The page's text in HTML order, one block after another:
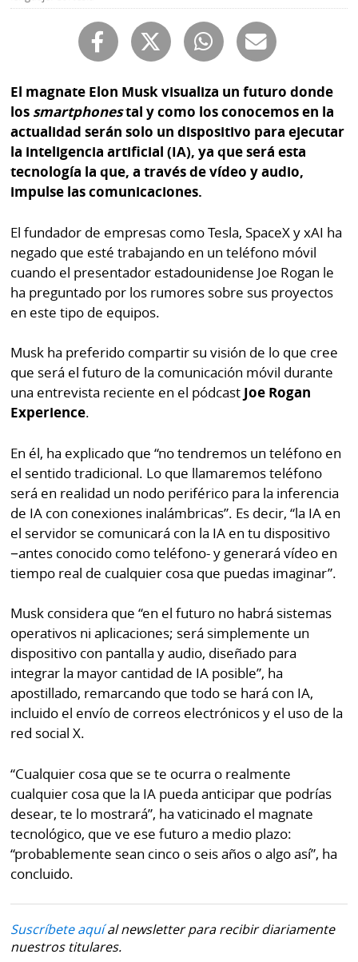
Buscador
Comunicados
Lotería
Kiosko
digital
Luctuosas
RSS
Temas
Autores
Notas
al
lector
prácticas
OTROS
SITIOS
Metro
por
Metro
Tienda
Tus
Tiquetes
Cero
KM
Corprensa
Mi
Diario
Ellas
La
Prensa
Busca
Fácil
Hoy
por
⌾
Sábado
Picante
⌾
La
Repregunta
⌾
Cual
⌾
Sabrina
Sin
Censura
El magnate Elon Musk visualiza un futuro donde
los smartphonestal y como los conocemos en la
actualidad serán solo un dispositivo para ejecutar
la inteligencia artificial (IA), ya que será esta
tecnología la que, a través de vídeo y audio,
impulse las comunicaciones.
El fundador de empresas como Tesla, SpaceX y xAI ha
negado que esté trabajando en un teléfono móvil
cuando el presentador estadounidense Joe Rogan le
ha preguntado por los rumores sobre sus proyectos
en este tipo de equipos.
Musk ha preferido compartir su visión de lo que cree
que será el futuro de la comunicación móvil durante
una entrevista reciente en el pódcast Joe Rogan
Experience.
En él, ha explicado que “no tendremos un teléfono en
el sentido tradicional. Lo que llamaremos teléfono
será en realidad un nodo periférico para la inferencia
de IA con conexiones inalámbricas”. Es decir, “la IA en
el servidor se comunicará con la IA en tu dispositivo
−antes conocido como teléfono- y generará vídeo en
tiempo real de cualquier cosa que puedas imaginar”.
Musk considera que “en el futuro no habrá sistemas
operativos ni aplicaciones; será simplemente un
dispositivo con pantalla y audio, diseñado para
integrar la mayor cantidad de IA posible”, ha
apostillado, remarcando que todo se hará con IA,
incluido el envío de correos electrónicos y el uso de la
red social X.
“Cualquier cosa que se te ocurra o realmente
cualquier cosa que la IA pueda anticipar que podrías
desear, te lo mostrará”, ha vaticinado el magnate
tecnológico, que ve ese futuro a medio plazo:
“probablemente sean cinco o seis años o algo así”, ha
concluido.
Suscríbete aquíal newsletter para recibir diariamente
nuestros titulares.